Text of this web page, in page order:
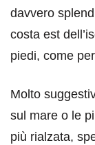
davvero
costa est
piedi, come
Molto
sul mare o le
più rialzata,